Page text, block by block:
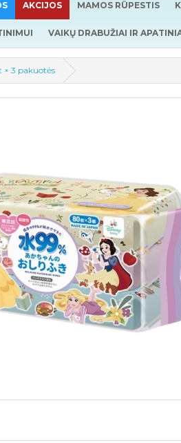
AKCIJOS MAMOS RŪPESTIS
VAIKŲ DRABUŽIAI IR
× 3 pakuotės